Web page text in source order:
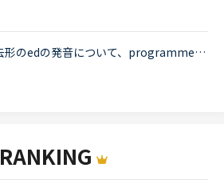
今日のレッスンで、過去形のedの発音について、programmedやbeamedのようにmのあとにedが続く場合は、最後の部分は（ｂ）のように発音すると先生が説明し、programmed(b)とチャットボックスに書き入れ、プログラ...
RANKING